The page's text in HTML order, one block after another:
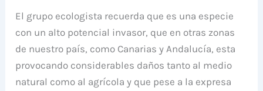
El grupo ecologista recuerda que es una especie
con un alto potencial invasor, que en otras zonas
de nuestro país, como Canarias y Andalucía, esta
provocando considerables daños tanto al medio
natural como al agrícola y que pese a la expresa